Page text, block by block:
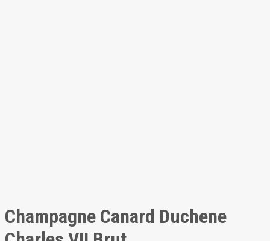
Champagne Canard Duchene